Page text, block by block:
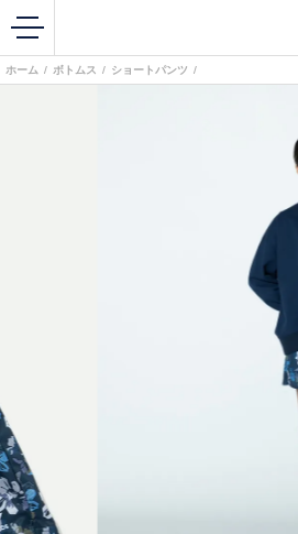
ホーム / ボトムス / ショートパンツ /